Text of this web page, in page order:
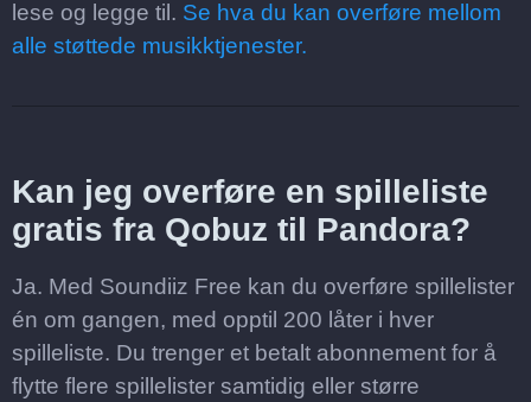
lese og legge til. Se hva du kan overføre mellom
alle støttede musikktjenester.
Kan jeg overføre en spilleliste
gratis fra Qobuz til Pandora?
Ja. Med Soundiiz Free kan du overføre spillelister
én om gangen, med opptil 200 låter i hver
spilleliste. Du trenger et betalt abonnement for å
flytte flere spillelister samtidig eller større